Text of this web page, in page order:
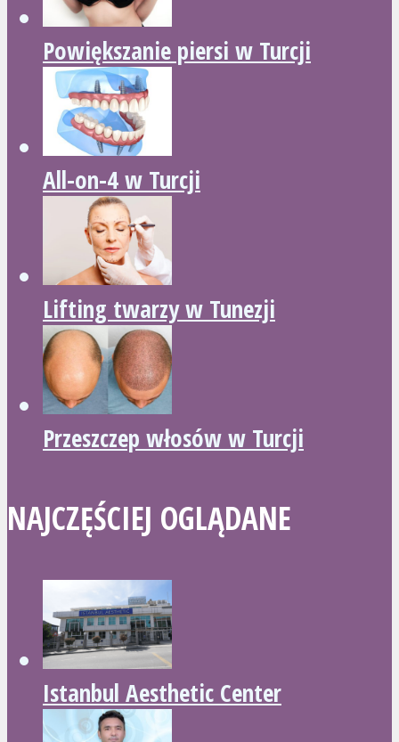
Powiększanie piersi w Turcji
All-on-4 w Turcji
Lifting twarzy w Tunezji
Przeszczep włosów w Turcji
NAJCZĘŚCIEJ OGLĄDANE
Istanbul Aesthetic Center